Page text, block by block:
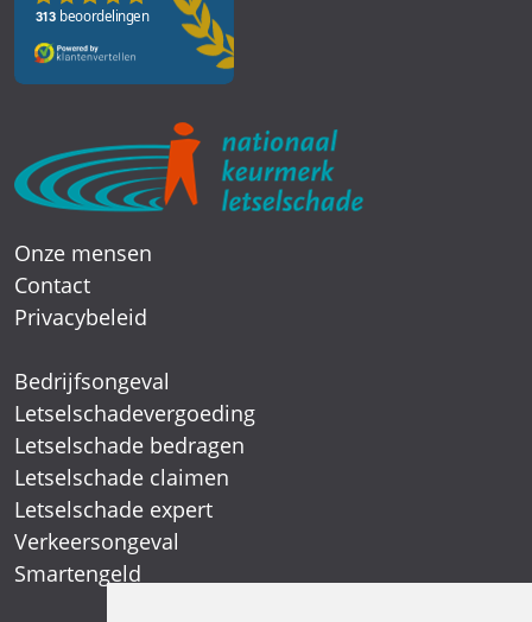
Onze mensen
Contact
Privacybeleid
Bedrijfsongeval
Letselschadevergoeding
Letselschade bedragen
Letselschade claimen
Letselschade expert
Verkeersongeval
Smartengeld